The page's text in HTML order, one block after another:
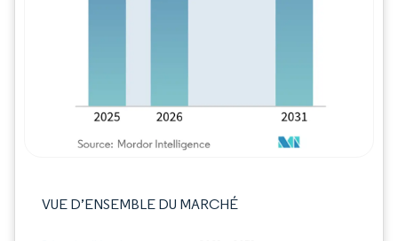
VUE D’ENSEMBLE DU MARCHÉ